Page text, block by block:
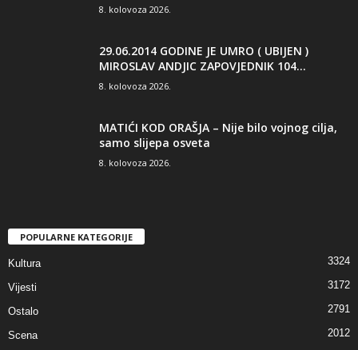
8. kolovoza 2026.
29.06.2014 GODINE JE UMRO ( UBIJEN )
MIROSLAV ANDJIC ZAPOVJEDNIK 104...
8. kolovoza 2026.
MATIĆI KOD ORAŠJA – Nije bilo vojnog cilja,
samo slijepa osveta
8. kolovoza 2026.
POPULARNE KATEGORIJE
Kultura 3324
Vijesti 3172
Ostalo 2791
Scena 2012